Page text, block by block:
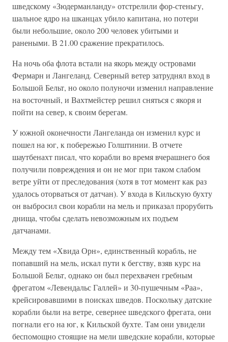
шведскому «Зюдерманланду» отстрелили фор-стеньгу,
шальное ядро на шканцах убило капитана, но потери
были небольшие, около 200 человек убитыми и
ранеными. В 21.00 сражение прекратилось.
На ночь оба флота встали на якорь между островами
Фермарн и Лангеланд. Северный ветер затруднял вход в
Большой Бельт, но около полуночи изменил направление
на восточный, и Вахтмейстер решил сняться с якоря и
пойти на север, к своим берегам.
У южной оконечности Лангеланда он изменил курс и
пошел на юг, к побережью Голштинии. В отчете
шаутбенахт писал, что корабли во время вчерашнего боя
получили повреждения и он не мог при таком слабом
ветре уйти от преследования (хотя в тот момент как раз
удалось оторваться от датчан). У входа в Кильскую бухту
он выбросил свои корабли на мель и приказал прорубить
днища, чтобы сделать невозможным их подъем
датчанами.
Между тем «Хвида Орн», единственный корабль, не
попавший на мель, искал пути к бегству, взяв курс на
Большой Бельт, однако он был перехвачен гребным
фрегатом «Левендальс Галлей» и 30-пушечным «Раа»,
крейсировавшими в поисках шведов. Поскольку датские
корабли были на ветре, севернее шведского фрегата, они
погнали его на юг, к Кильской бухте. Там они увидели
беспомощно стоящие на мели шведские корабли, которые